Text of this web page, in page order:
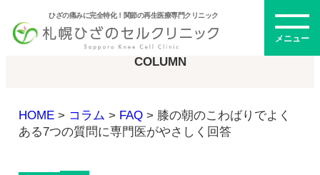
ひざの痛みに完全特化！関節の再生医療専門クリニック
メニュー
初めての方へ
コラム
COLUMN
HOME> コラム > FAQ> 膝の朝のこわばりでよく
ある7つの質問に専門医がやさしく回答